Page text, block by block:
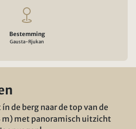
Bestemming
Gausta-Rjukan
de berg naar de top van de
m) met panoramisch uitzicht